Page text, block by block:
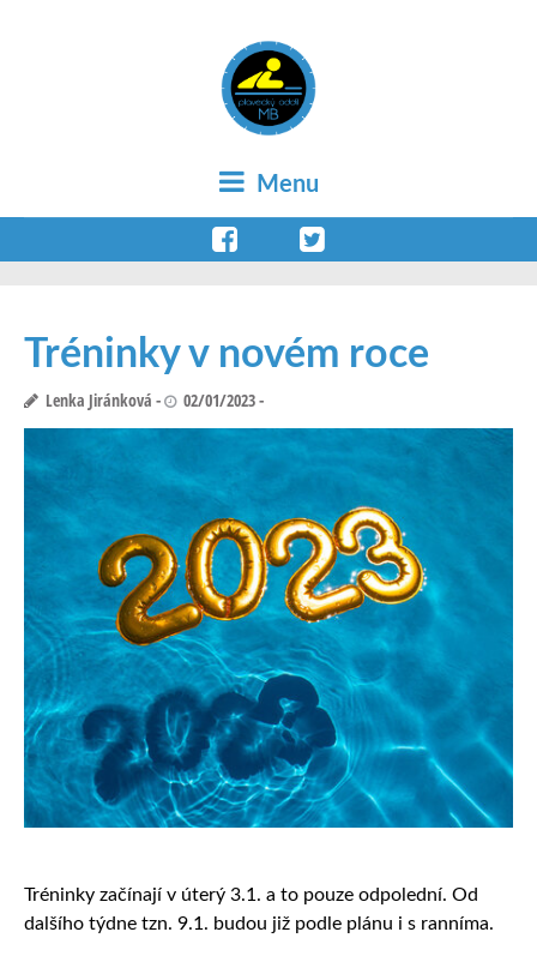
Menu
Tréninky v novém roce
Lenka Jiránková 02/01/2023
Tréninky začínají v úterý 3.1. a to pouze odpolední. Od
dalšího týdne tzn. 9.1. budou již podle plánu i s ranníma.